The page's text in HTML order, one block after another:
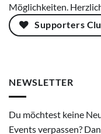
Möglichkeiten.
Supporters
NEWSLETTER
Du möchtest keine
Events verpassen?